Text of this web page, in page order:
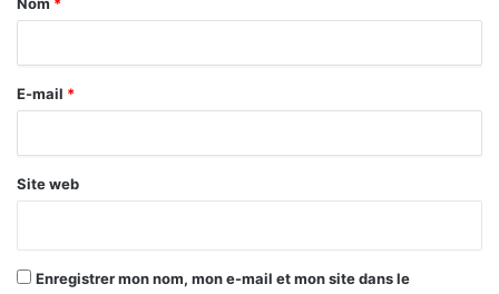
r
e
E-mail *
Site web
Enregistrer mon nom, mon e-mail et mon site dans le